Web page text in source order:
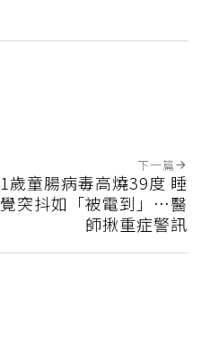
下一篇
1歲童腸病毒高燒39度 睡
覺突抖如「被電到」…醫
師揪重症警訊